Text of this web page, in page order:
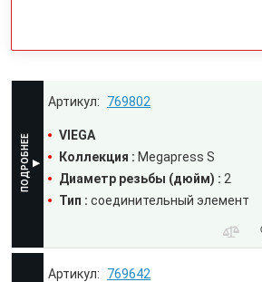
769642
769802
VIEGA
Коллекция : Megapress S
Диаметр резьбы (дюйм) : 2
Тип : соединительный элемент